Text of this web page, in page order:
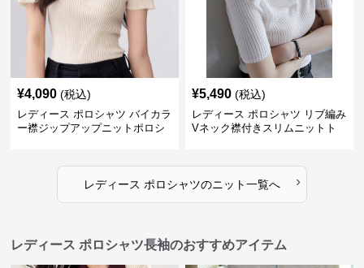
¥4,090 (税込)
レディース ポロシャツ バイカラ
ー襟ジップアップニットポロシ
¥5,490 (税込)
レディース ポロシャツ リブ編み
Vネック襟付きスリムニットト
レディース ポロシャツのニット一覧へ ›
レディース ポロシャツ長袖のおすすめアイテム